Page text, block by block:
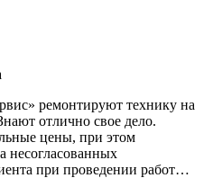
ремонтируют технику на
отлично свое дело.
цены, при этом
несогласованных
при проведении работ…